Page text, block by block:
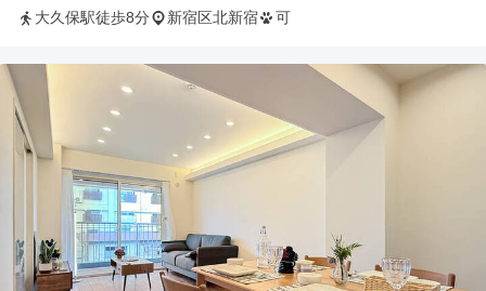
大久保駅徒歩8分
新宿区北新宿 可